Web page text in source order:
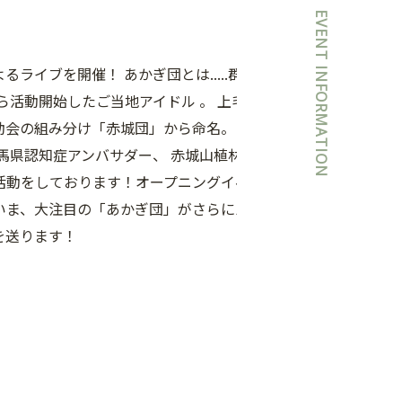
ライブを開催！ あかぎ団とは.....群
動開始したご当地アイドル 。 上毛
の組み分け「赤城団」から命名。
認知症アンバサダー、 赤城山植林
をしております！オープニングイベ
、大注目の「あかぎ団」がさらにパ
ります！
EVENT INFORMATION